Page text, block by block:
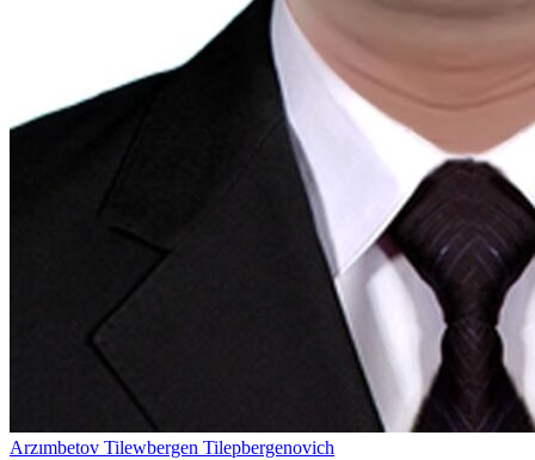
Arzımbetov Tilewbergen Tilepbergenovich